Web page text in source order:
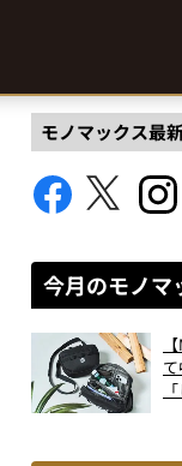
モノマックス最
今月のモノマ